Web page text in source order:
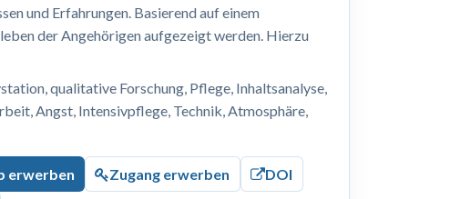
und Erfahrungen. Basierend auf einem
der Angehörigen aufgezeigt werden. Hierzu
qualitative Forschung, Pflege, Inhaltsanalyse,
Angst, Intensivpflege, Technik, Atmosphäre,
erwerben Zugang erwerben DOI